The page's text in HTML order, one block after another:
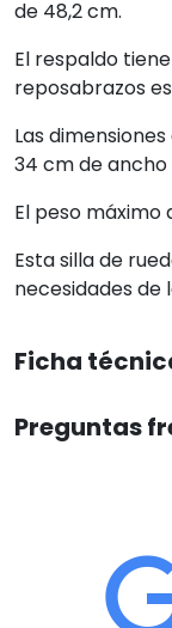
de 48,2 cm.
El respaldo
reposabrazos es
Las
34 cm de ancho
El peso máximo
Esta silla de
necesidades de
Ficha
Preguntas